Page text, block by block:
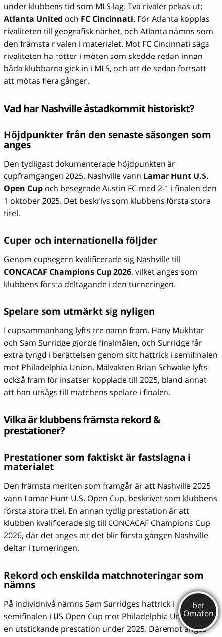
under klubbens tid som MLS-lag. Två rivaler pekas ut:
Atlanta United och FC Cincinnati. För Atlanta kopplas
rivaliteten till geografisk närhet, och Atlanta nämns som
den främsta rivalen i materialet. Mot FC Cincinnati sägs
rivaliteten ha rötter i möten som skedde redan innan
båda klubbarna gick in i MLS, och att de sedan fortsatt
att mötas flera gånger.
Vad har Nashville åstadkommit historiskt?
Höjdpunkter från den senaste säsongen som
anges
Den tydligast dokumenterade höjdpunkten är
cupframgången 2025. Nashville vann Lamar Hunt U.S.
Open Cup och besegrade Austin FC med 2-1 i finalen den
1 oktober 2025. Det beskrivs som klubbens första stora
titel.
Cuper och internationella följder
Genom cupsegern kvalificerade sig Nashville till
CONCACAF Champions Cup 2026, vilket anges som
klubbens första deltagande i den turneringen.
Spelare som utmärkt sig nyligen
I cupsammanhang lyfts tre namn fram. Hany Mukhtar
och Sam Surridge gjorde finalmålen, och Surridge får
extra tyngd i berättelsen genom sitt hattrick i semifinalen
mot Philadelphia Union. Målvakten Brian Schwake lyfts
också fram för insatser kopplade till 2025, bland annat
att han utsågs till matchens spelare i finalen.
Vilka är klubbens främsta rekord &
prestationer?
Prestationer som faktiskt är fastslagna i
materialet
Den främsta meriten som framgår är att Nashville 2025
vann Lamar Hunt U.S. Open Cup, beskrivet som klubbens
första stora titel. En annan tydlig prestation är att
klubben kvalificerade sig till CONCACAF Champions Cup
2026, där det anges att det blir första gången Nashville
deltar i turneringen.
Rekord och enskilda matchnoteringar som
nämns
På individnivå nämns Sam Surridges hattrick i
semifinalen i US Open Cup mot Philadelphia Union som
en utstickande prestation under 2025. Däremot anges